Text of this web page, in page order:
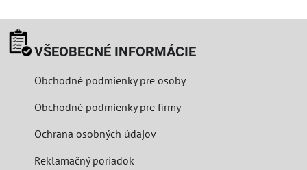
VŠEOBECNÉ INFORMÁCIE
Obchodné podmienky pre osoby
Obchodné podmienky pre firmy
Ochrana osobných údajov
Reklamačný poriadok